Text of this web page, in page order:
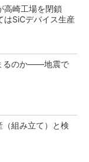
高崎工場を閉鎖
はSiCデバイス生産
るのか――地震で
組み立て）と検